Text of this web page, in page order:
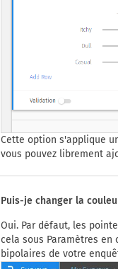
Cette option s'applique
vous pouvez librement
Puis-je changer la
Oui. Par défaut, les
cela sous Paramètres
bipolaires de votre